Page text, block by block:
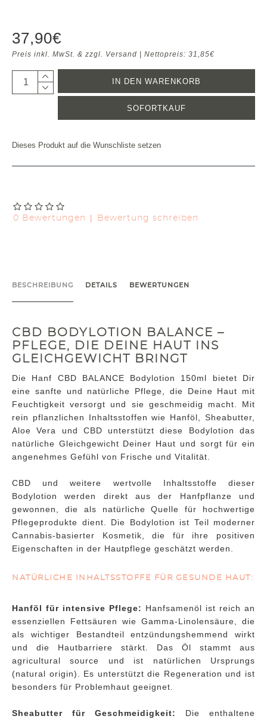
0 Bewertungen | Bewertung schreiben
37,90€
Preis inkl. MwSt. & zzgl. Versand | Nettopreis: 31,85€
IN DEN WARENKORB
SOFORTKAUF
Dieses Produkt auf die Wunschliste setzen
BESCHREIBUNG DETAILS BEWERTUNGEN
CBD BODYLOTION BALANCE –
PFLEGE, DIE DEINE HAUT INS
GLEICHGEWICHT BRINGT
Die Hanf CBD BALANCE Bodylotion 150ml bietet Dir
eine sanfte und natürliche Pflege, die Deine Haut mit
Feuchtigkeit versorgt und sie geschmeidig macht. Mit
rein pflanzlichen Inhaltsstoffen wie Hanföl, Sheabutter,
Aloe Vera und CBD unterstützt diese Bodylotion das
natürliche Gleichgewicht Deiner Haut und sorgt für ein
angenehmes Gefühl von Frische und Vitalität.
CBD und weitere wertvolle Inhaltsstoffe dieser
Bodylotion werden direkt aus der Hanfpflanze und
gewonnen, die als natürliche Quelle für hochwertige
Pflegeprodukte dient. Die Bodylotion ist Teil moderner
Cannabis-basierter Kosmetik, die für ihre positiven
Eigenschaften in der Hautpflege geschätzt werden.
NATÜRLICHE INHALTSSTOFFE FÜR GESUNDE HAUT:
Hanföl für intensive Pflege: Hanfsamenöl ist reich an
essenziellen Fettsäuren wie Gamma-Linolensäure, die
als wichtiger Bestandteil entzündungshemmend wirkt
und die Hautbarriere stärkt. Das Öl stammt aus
agricultural source und ist natürlichen Ursprungs
(natural origin). Es unterstützt die Regeneration und ist
besonders für Problemhaut geeignet.
Sheabutter für Geschmeidigkeit: Die enthaltene